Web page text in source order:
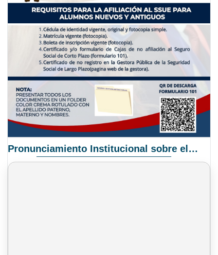
Pronunciamiento Institucional sobre el Proyecto de Ley N° 068/2025-2026 C.S.